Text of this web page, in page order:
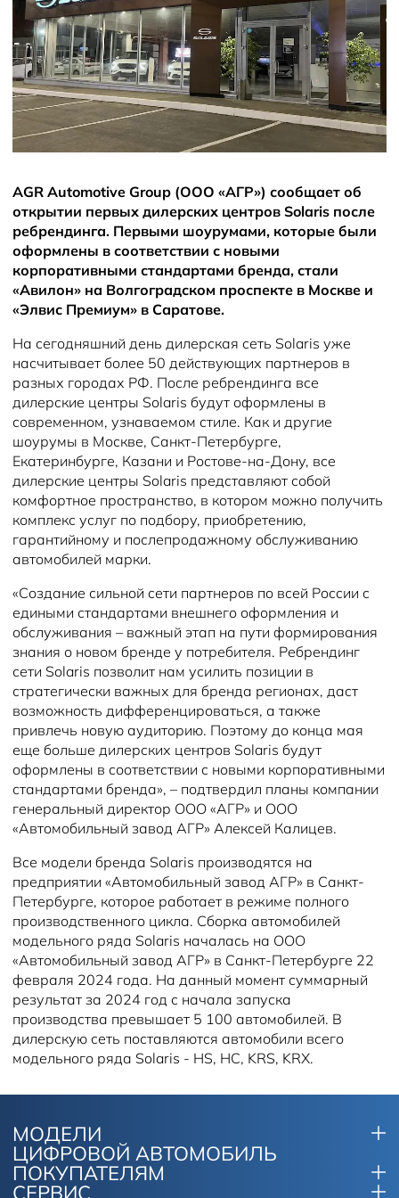
AGR Automotive Group (ООО «АГР») сообщает об
открытии первых дилерских центров Solaris после
ребрендинга. Первыми шоурумами, которые были
оформлены в соответствии с новыми
корпоративными стандартами бренда, стали
«Авилон» на Волгоградском проспекте в Москве и
«Элвис Премиум» в Саратове.
На сегодняшний день дилерская сеть Solaris уже
насчитывает более 50 действующих партнеров в
разных городах РФ. После ребрендинга все
дилерские центры Solaris будут оформлены в
современном, узнаваемом стиле. Как и другие
шоурумы в Москве, Санкт-Петербурге,
Екатеринбурге, Казани и Ростове-на-Дону, все
дилерские центры Solaris представляют собой
комфортное пространство, в котором можно получить
комплекс услуг по подбору, приобретению,
гарантийному и послепродажному обслуживанию
автомобилей марки.
«Создание сильной сети партнеров по всей России с
едиными стандартами внешнего оформления и
обслуживания – важный этап на пути формирования
знания о новом бренде у потребителя. Ребрендинг
сети Solaris позволит нам усилить позиции в
стратегически важных для бренда регионах, даст
возможность дифференцироваться, а также
привлечь новую аудиторию. Поэтому до конца мая
еще больше дилерских центров Solaris будут
оформлены в соответствии с новыми корпоративными
стандартами бренда», – подтвердил планы компании
генеральный директор ООО «АГР» и ООО
«Автомобильный завод АГР» Алексей Калицев.
Все модели бренда Solaris производятся на
предприятии «Автомобильный завод АГР» в Санкт-
Петербурге, которое работает в режиме полного
производственного цикла. Сборка автомобилей
модельного ряда Solaris началась на ООО
«Автомобильный завод АГР» в Санкт-Петербурге 22
февраля 2024 года. На данный момент суммарный
результат за 2024 год с начала запуска
производства превышает 5 100 автомобилей. В
дилерскую сеть поставляются автомобили всего
модельного ряда Solaris - HS, HC, KRS, KRX.
МОДЕЛИ
ЦИФРОВОЙ АВТОМОБИЛЬ
ПОКУПАТЕЛЯМ
СЕРВИС